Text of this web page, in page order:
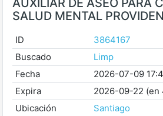
AUXILIAR DE ASEO PARA
SALUD MENTAL
ID
3864167
Buscado
Limp
Fecha
2026-07-09
Expira
2026-09-22 (en
Ubicación
Santiago